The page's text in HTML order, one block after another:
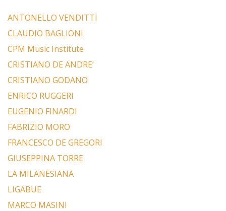
ANTONELLO VENDITTI
CLAUDIO BAGLIONI
CPM Music Institute
CRISTIANO DE ANDRE’
CRISTIANO GODANO
ENRICO RUGGERI
EUGENIO FINARDI
FABRIZIO MORO
FRANCESCO DE GREGORI
GIUSEPPINA TORRE
LA MILANESIANA
LIGABUE
MARCO MASINI